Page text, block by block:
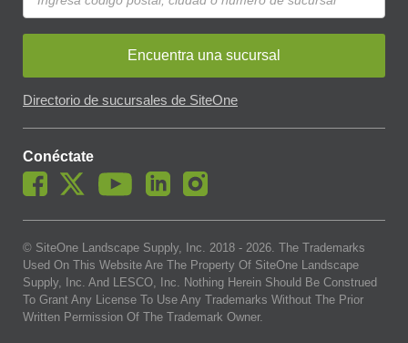
Encuentra una sucursal
Directorio de sucursales de SiteOne
Conéctate
© SiteOne Landscape Supply, Inc. 2018 - 2026 . The Trademarks
Used On This Website Are The Property Of SiteOne Landscape
Supply, Inc. And LESCO, Inc. Nothing Herein Should Be Construed
To Grant Any License To Use Any Trademarks Without The Prior
Written Permission Of The Trademark Owner.